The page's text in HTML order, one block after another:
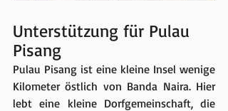
Unterstützung für Pulau
Pisang
Pulau Pisang ist eine kleine Insel wenige
Kilometer östlich von Banda Naira. Hier
lebt eine kleine Dorfgemeinschaft, die